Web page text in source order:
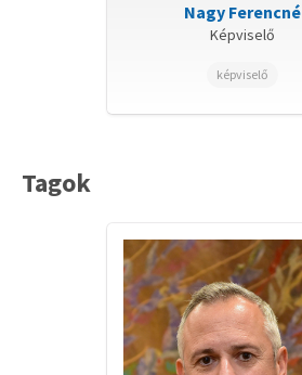
Nagy Ferencné
Képviselő
képviselő
Tagok